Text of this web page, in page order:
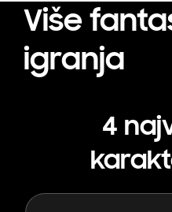
Više
igranja
4